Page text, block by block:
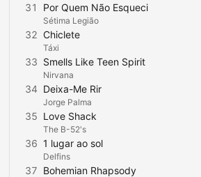
31 Por Quem Não Esqueci
Sétima Legião
32 Chiclete
Táxi
33 Smells Like Teen Spirit
Nirvana
34 Deixa-Me Rir
Jorge Palma
35 Love Shack
The B-52's
36 1 lugar ao sol
Delfins
37 Bohemian Rhapsody